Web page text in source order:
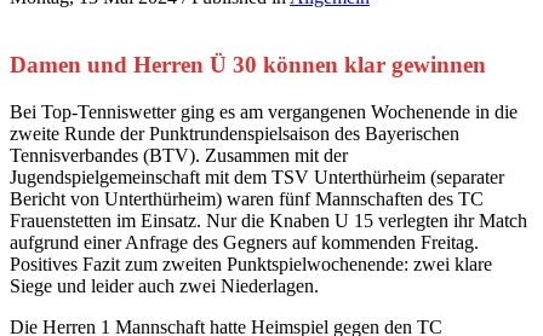
Damen und Herren Ü 30 können klar gewinnen
Bei Top-Tenniswetter ging es am vergangenen Wochenende in die
zweite Runde der Punktrundenspielsaison des Bayerischen
Tennisverbandes (BTV). Zusammen mit der
Jugendspielgemeinschaft mit dem TSV Unterthürheim (separater
Bericht von Unterthürheim) waren fünf Mannschaften des TC
Frauenstetten im Einsatz. Nur die Knaben U 15 verlegten ihr Match
aufgrund einer Anfrage des Gegners auf kommenden Freitag.
Positives Fazit zum zweiten Punktspielwochenende: zwei klare
Siege und leider auch zwei Niederlagen.
Die Herren 1 Mannschaft hatte Heimspiel gegen den TC